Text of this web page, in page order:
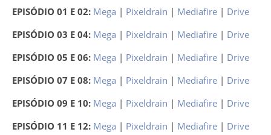
EPISÓDIO 01 E 02: Mega | Pixeldrain | Mediafire | Drive
EPISÓDIO 03 E 04: Mega | Pixeldrain | Mediafire | Drive
EPISÓDIO 05 E 06: Mega | Pixeldrain | Mediafire | Drive
EPISÓDIO 07 E 08: Mega | Pixeldrain | Mediafire | Drive
EPISÓDIO 09 E 10: Mega | Pixeldrain | Mediafire | Drive
EPISÓDIO 11 E 12: Mega | Pixeldrain | Mediafire | Drive